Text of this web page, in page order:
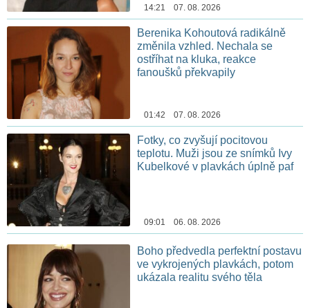
14:21 07. 08. 2026
Berenika Kohoutová radikálně
změnila vzhled. Nechala se
ostříhat na kluka, reakce
fanoušků překvapily
01:42 07. 08. 2026
Fotky, co zvyšují pocitovou
teplotu. Muži jsou ze snímků Ivy
Kubelkové v plavkách úplně paf
09:01 06. 08. 2026
Boho předvedla perfektní postavu
ve vykrojených plavkách, potom
ukázala realitu svého těla